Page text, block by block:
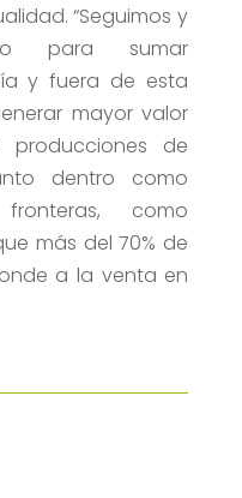
“Seguimos y
para sumar
y fuera de esta
mayor valor
de
dentro como
como
más del 70% de
a la venta en